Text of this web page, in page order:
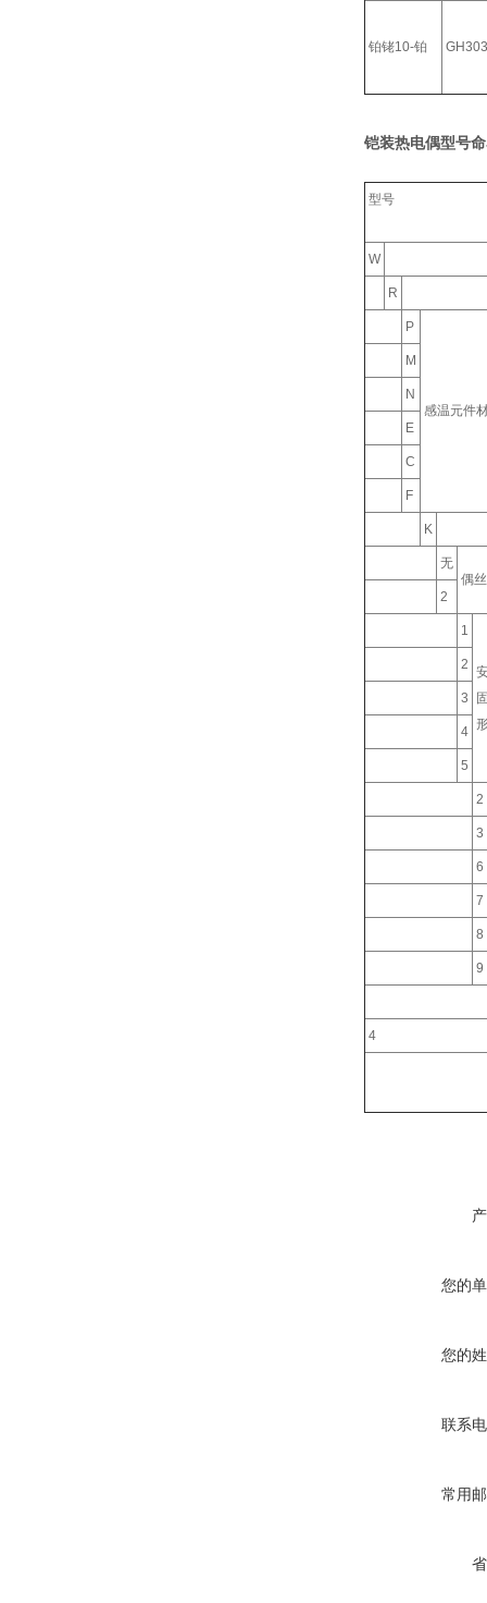
铂铑10-铂
铠装热电偶型号
型号
W
R
P
感温元件
M
N
E
C
F
K
无
偶
2
1
2
3
4
5
2
3
6
7
8
9
4
您的
您的
联系
常用